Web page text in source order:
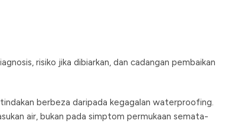
risiko jika dibiarkan, dan cadangan pembaikan
berbeza daripada kegagalan waterproofing.
air, bukan pada simptom permukaan semata-